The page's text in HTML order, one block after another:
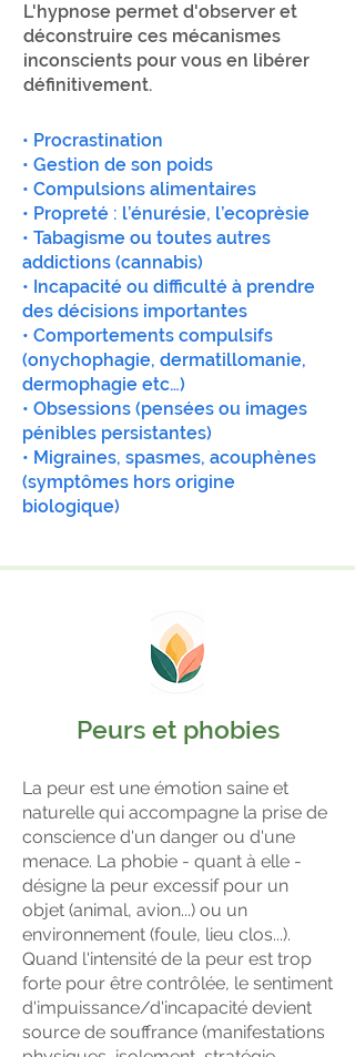
L'hypnose permet d'observer et
déconstruire ces mécanismes
inconscients pour vous en libérer
définitivement.
• Procrastination
• Gestion de son poids
• Compulsions alimentaires
• Propreté : l’énurésie, l’ecoprèsie
• Tabagisme ou toutes autres
addictions (cannabis)
• Incapacité ou difficulté à prendre
des décisions importantes
• Comportements compulsifs
(onychophagie, dermatillomanie,
dermophagie etc…)
• Obsessions (pensées ou images
pénibles persistantes)
• Migraines, spasmes, acouphènes
(symptômes hors origine
biologique)
Peurs et phobies
La peur est une émotion saine et
naturelle qui accompagne la prise de
conscience d'un danger ou d'une
menace. La phobie - quant à elle -
désigne la peur excessifpour un
objet (animal, avion...) ou un
environnement (foule, lieu clos...).
Quand l'intensité de la peur est trop
forte pour être contrôlée, le sentiment
d'impuissance/d'incapacité devient
source de souffrance (manifestations